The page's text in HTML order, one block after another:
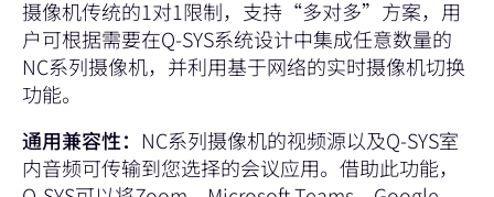
摄像机传统的1对1限制，支持“多对多”方案，用
户可根据需要在Q-SYS系统设计中集成任意数量的
NC系列摄像机，并利用基于网络的实时摄像机切换
功能。
通用兼容性： NC系列摄像机的视频源以及Q-SYS室
内音频可传输到您选择的会议应用。借助此功能，